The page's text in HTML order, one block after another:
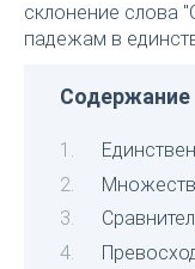
склонение слова
падежам в
Содержание